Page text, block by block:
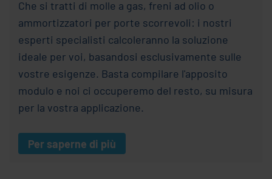
Che si tratti di molle a gas, freni ad olio o
ammortizzatori per porte scorrevoli: i nostri
esperti specialisti calcoleranno la soluzione
ideale per voi, basandosi esclusivamente sulle
vostre esigenze. Basta compilare l'apposito
modulo e noi ci occuperemo del resto, su misura
per la vostra applicazione.
Per saperne di più